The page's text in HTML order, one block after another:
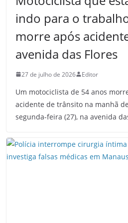
indo para o
morre após
avenida das Flores
27 de julho de 2026 Editor
Um motociclista de 54 anos
acidente de trânsito na manhã
segunda-feira (27), na avenida